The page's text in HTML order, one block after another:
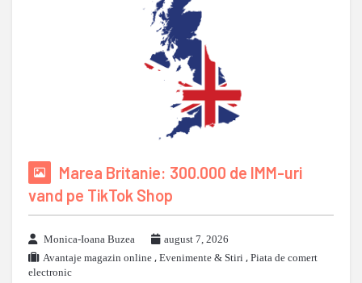
Marea Britanie: 300.000 de IMM-uri
vand pe TikTok Shop
Monica-Ioana Buzea
august 7, 2026
Avantaje magazin online , Evenimente & Stiri , Piata de comert
electronic